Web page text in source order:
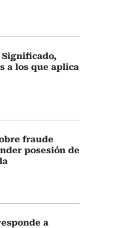
Significado,
a los que aplica
fraude
posesión de
a